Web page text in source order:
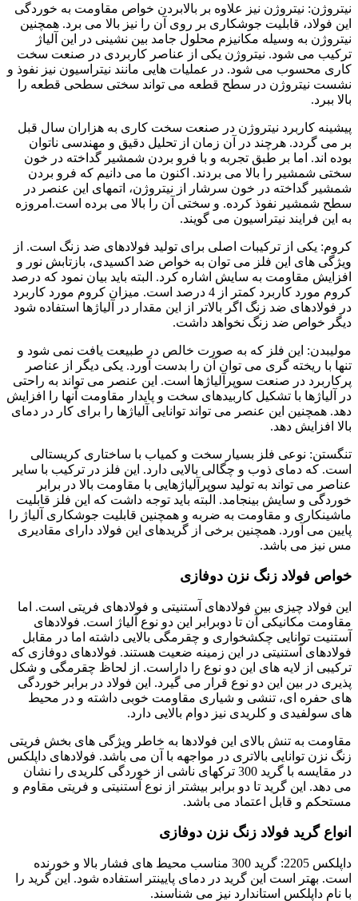
نیتروژن: نیتروژن نیز علاوه بر بالابردن خواص مقاومت به خوردگی
این فولاد، قابلیت جوشکاری بر روی آن را نیز بالا می برد. همچنین
نیتروژن به وسیله مکانیزم محلول جامد بین نشینی در این آلیاژ
ترکیب می شود. نیتروژن یکی از عناصر کاربردی در صنعت سخت
کاری محسوب می شود. در عملیات هایی مانند نیتراسیون نیز نفوذ و
نشست نیتروژن در سطح قطعه می تواند سختی سطحی قطعه را
بالا ببرد.
پیشینه کاربرد نیتروژن در صنعت سخت کاری به هزاران سال قبل
بر می گردد. هرچند در آن زمان از تحلیل دقیق و مهندسی ناتوان
بوده اند. اما بر طبق تجربه و با فرو بردن شمشیر گداخته در خون
سختی شمشیر را بالا می بردند. اکنون ما می دانیم که فرو بردن
شمشیر گداخته در خون سرشار از نیتروژن، اتمهای این عنصر در
سطح شمشیر نفوذ کرده. و سختی آن را بالا می برده است.امروزه
به این فرایند نیتراسیون می گویند.
کروم: یکی از ترکیبات اصلی برای تولید فولادهای ضد زنگ است. از
ویژگی های این فلز می توان به خواص ضد اکسیدی، بازتابش نور و
افزایش مقاومت به سایش اشاره کرد. البته باید بیان نمود که درصد
کروم مورد کاربرد کمتر از 4 درصد است. میزان کروم مورد کاربرد
در فولادهای ضد زنگ اگر بالاتر از این مقدار در آلیاژها استفاده شود
دیگر خواص ضد زنگ نخواهد داشت.
مولیبدن: این فلز که به صورت خالص در طبیعت یافت نمی شود و
تنها با ریخته گری می توان آن را بدست آورد. یکی دیگر از عناصر
پرکاربرد در صنعت سوپرآلیاژها است. این عنصر می تواند به راحتی
در آلیاژها با تشکیل کاربیدهای سخت و پایدار مقاومت آنها را افزایش
دهد. همچنین این عنصر می تواند توانایی آلیاژها را برای کار در دمای
بالا افزایش دهد.
تنگستن: نوعی فلز بسیار سخت و کمیاب با ساختاری کریستالی
است. که دمای ذوب و چگالی بالایی دارد. این فلز در ترکیب با سایر
عناصر می تواند به تولید سوپرآلیاژهایی با مقاومت بالا در برابر
خوردگی و سایش بینجامد. البته باید توجه داشت که این فلز قابلیت
ماشینکاری و مقاومت به ضربه و همچنین قابلیت جوشکاری آلیاژ را
پایین می آورد. همچنین برخی از گریدهای این فولاد دارای مقادیری
مس نیز می باشد.
خواص فولاد زنگ نزن دوفازی
این فولاد چیزی بین فولادهای آستنیتی و فولادهای فریتی است. اما
مقاومت مکانیکی آن تا دوبرابر این دو نوع آلیاژ است. فولادهای
آستنیت توانایی چکشخواری و چقرمگی بالایی داشته اما در مقابل
فولادهای آستنیتی در این زمینه ضعیت هستند. فولادهای دوفازی که
ترکیبی از لایه های این دو نوع را داراست. از لحاظ چقرمگی و شکل
پذیری در بین این دو نوع قرار می گیرد. این فولاد در برابر خوردگی
های حفره ای، تنشی و شیاری مقاومت خوبی داشته و در محیط
های سولفیدی و کلریدی نیز دوام بالایی دارد.
مقاومت به تنش بالای این فولادها به خاطر ویژگی های بخش فریتی
زنگ نزن توانایی بالاتری در مواجهه با آن می باشد. فولادهای داپلکس
در مقایسه با گرید 300 ترکهای ناشی از خوردگی کلریدی را نشان
می دهد. این گرید تا دو برابر بیشتر از نوع آستنیتی و فریتی مقاوم و
مستحکم و قابل اعتماد می باشد.
انواع گرید فولاد زنگ نزن دوفازی
داپلکس 2205: گرید 300 مناسب محیط های فشار بالا و خورنده
است. بهتر است این گرید در دمای پایینتر استفاده شود. این گرید را
با نام داپلکس استاندارد نیز می شناسند.